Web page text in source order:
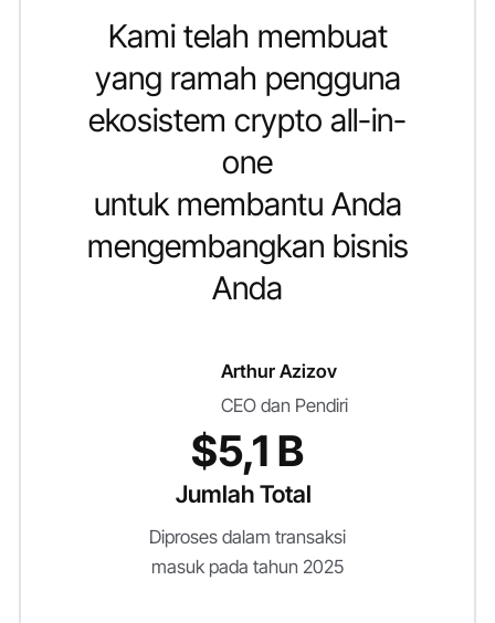
Kami telah membuat
yang ramah pengguna
ekosistem crypto all-in-
one
untuk membantu Anda
mengembangkan bisnis
Anda
Arthur Azizov
CEO dan Pendiri
$5,1 B
Jumlah Total
Diproses dalam transaksi
masuk pada tahun 2025